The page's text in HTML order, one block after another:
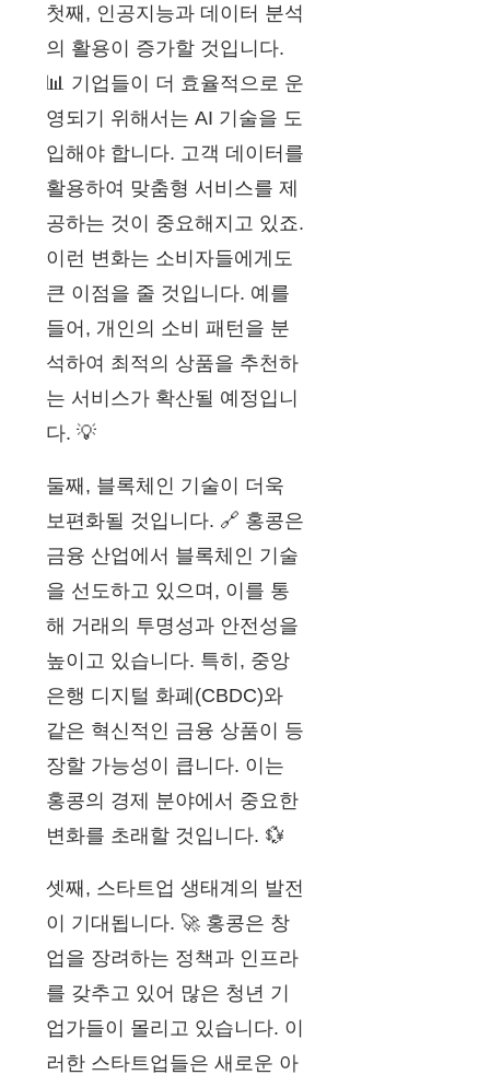
첫째, 인공지능과 데이터 분석
의 활용이 증가할 것입니다.
📊 기업들이 더 효율적으로 운
영되기 위해서는 AI 기술을 도
입해야 합니다. 고객 데이터를
활용하여 맞춤형 서비스를 제
공하는 것이 중요해지고 있죠.
이런 변화는 소비자들에게도
큰 이점을 줄 것입니다. 예를
들어, 개인의 소비 패턴을 분
석하여 최적의 상품을 추천하
는 서비스가 확산될 예정입니
다. 💡
둘째, 블록체인 기술이 더욱
보편화될 것입니다. 🔗 홍콩은
금융 산업에서 블록체인 기술
을 선도하고 있으며, 이를 통
해 거래의 투명성과 안전성을
높이고 있습니다. 특히, 중앙
은행 디지털 화폐(CBDC)와
같은 혁신적인 금융 상품이 등
장할 가능성이 큽니다. 이는
홍콩의 경제 분야에서 중요한
변화를 초래할 것입니다. 💱
셋째, 스타트업 생태계의 발전
이 기대됩니다. 🚀 홍콩은 창
업을 장려하는 정책과 인프라
를 갖추고 있어 많은 청년 기
업가들이 몰리고 있습니다. 이
러한 스타트업들은 새로운 아